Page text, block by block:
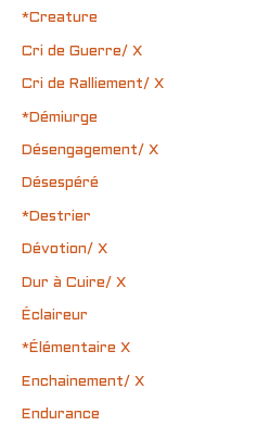
*Creature
Cri de Guerre/ X
Cri de Ralliement/ X
*Démiurge
Désengagement/ X
Désespéré
*Destrier
Dévotion/ X
Dur à Cuire/ X
Éclaireur
*Élémentaire X
Enchainement/ X
Endurance